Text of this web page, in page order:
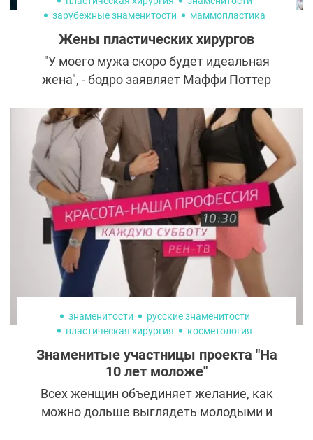
зарубежные знаменитости
маммопластика
Жены пластических хирургов
"У моего мужа скоро будет идеальная
жена", - бодро заявляет Маффи Поттер
замужем за Шеррелом Астоном, ведущим
американским пластическим хирургом, то,
естественно, мысли направлены в одну
сторону: неужели у нее появится
рельефный пресс или новая упругая грудь?
Поттер Астон смеется. "Нет, нет, у меня
операция на голосовых связках", - говорит
она. "Я не смогу говорить в течение
недели. Шеррелл будет очень счастливым
человеком".
знаменитости
русские знаменитости
пластическая хирургия
косметология
Знаменитые участницы проекта "На
10 лет моложе"
Всех женщин объединяет желание, как
можно дольше выглядеть молодыми и